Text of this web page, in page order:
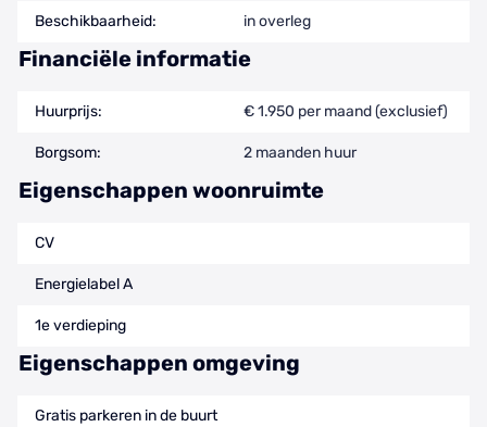
Beschikbaarheid: in overleg
Financiële informatie
Huurprijs: € 1.950 per maand (exclusief)
Borgsom: 2 maanden huur
Eigenschappen woonruimte
CV
Energielabel A
1e verdieping
Eigenschappen omgeving
Gratis parkeren in de buurt